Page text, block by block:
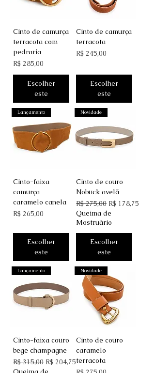
Cinto de camurça
terracota com
pedraria
Preço
R$ 285,00
Escolher
este
Cinto de camurça
terracota
Preço
R$ 245,00
Escolher
este
Lançamento
Cinto-faixa
camurça
caramelo canela
Preço
R$ 265,00
Escolher
este
Novidade
Cinto de couro
Nobuck avelã
Preço normal
R$ 275,00 Preço
R$ 178,75
Queima de
Mostruário
Escolher
este
Lançamento
Cinto-faixa couro
bege champagne
Preço normal
R$ 315,00 Preço promocional
R$ 204,75
Novidade
Cinto de couro
caramelo
terracota